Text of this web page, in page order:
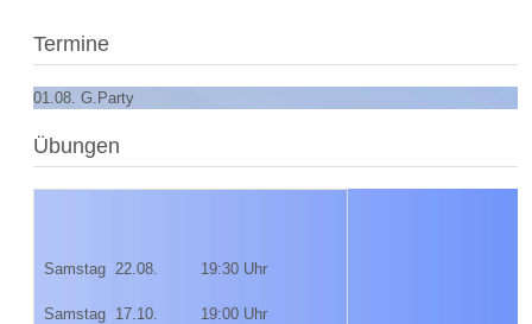
Termine
01.08. G.Party
Übungen
Samstag 22.08. 19:30 Uhr
Samstag 17.10. 19:00 Uhr